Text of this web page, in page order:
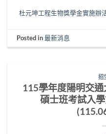
杜元坤工程生物獎學金實施辦
Posted in最新消息
招
115學年度陽明交
碩士班考試入